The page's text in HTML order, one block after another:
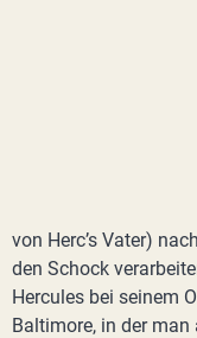
von Herc’s Vater)
den Schock
Hercules bei seinem
Baltimore, in der